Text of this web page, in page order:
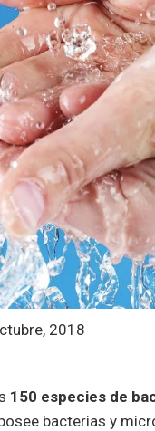
2018
150 especies de
bacterias y